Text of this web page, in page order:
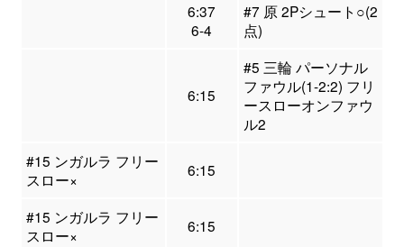
6:37
6-4
#7 原 2Pシュート○(2
点)
6:15
#5 三輪 パーソナル
ファウル(1-2:2) フリ
ースローオンファウ
ル2
#15 ンガルラ フリー
スロー×
6:15
#15 ンガルラ フリー
スロー×
6:15